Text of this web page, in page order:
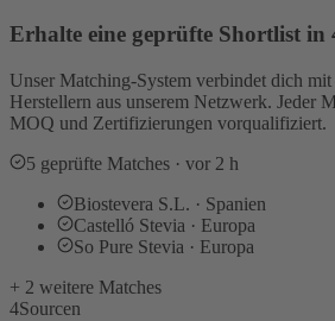
Erhalte eine geprüfte Shortlist in
Unser Matching-System verbindet dich mit
Herstellern aus unserem Netzwerk. Jeder
MOQ und Zertifizierungen vorqualifiziert.
5 geprüfte Matches · vor 2 h
Biostevera S.L. · Spanien
Castelló Stevia · Europa
So Pure Stevia · Europa
+ 2 weitere Matches
4Sourcen